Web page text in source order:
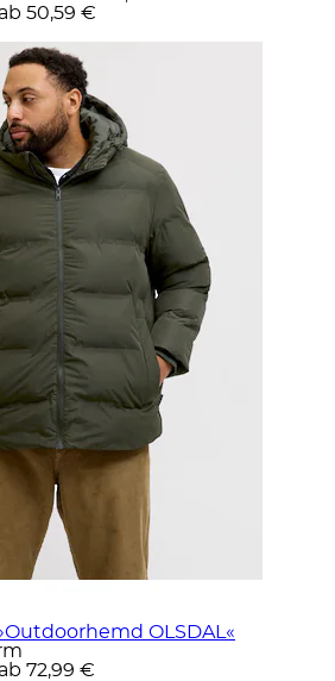
ab 50,59 €
OLSDAL«
ab 72,99 €